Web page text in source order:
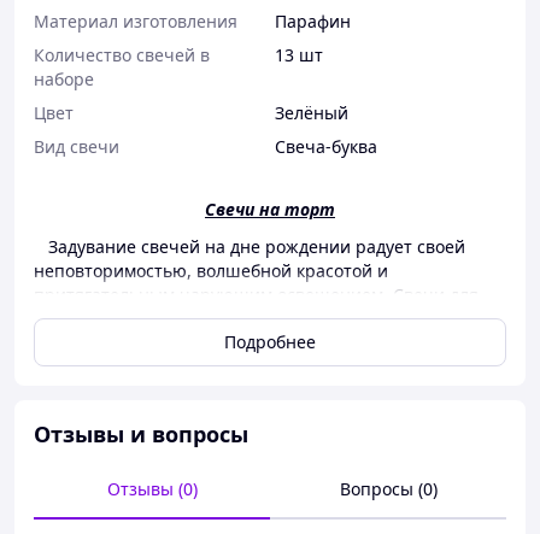
Материал изготовления
Парафин
Количество свечей в
наборе
13 шт
Цвет
Зелёный
Вид свечи
Свеча-буква
Свечи на торт
Задувание свечей на дне рождении радует своей
неповторимостью, волшебной красотой и
притягательным чарующим освещением. Свечи для
торта принесут неподдельную радость и восторг, без
которого праздник будет не полным. Огонь всегда
играл в жизни человека большую роль, а загаданное
К основным преимуществам относятся:
загаданного желания;
волшебная атмосфера для именинника и
Подробнее
Отзывы и вопросы
Отзывы (0) Вопросы (0)